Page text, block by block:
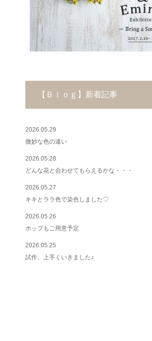
【Ｂｌｏｇ】新着記事
2026.05.29
微妙な色の違い
2026.05.28
どんな花と合わせてもらえるかな・・・
2026.05.27
キキとララ色で染色しました♡
2026.05.26
ホップもご用意予定
2026.05.25
試作、上手くいきました♪